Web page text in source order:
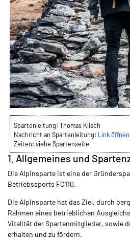
Spartenleitung:Thomas Klisch
Nachricht an Spartenleitung: Link öffnen
Zeiten:siehe Spartenseite
1. Allgemeines und
Die Alpinsparte ist eine der
Betriebssports FC110.
Die Alpinsparte hat das Ziel, durch
Rahmen eines betrieblichen
Vitalität der Spartenmitglieder, sowie
erhalten und zu fördern.